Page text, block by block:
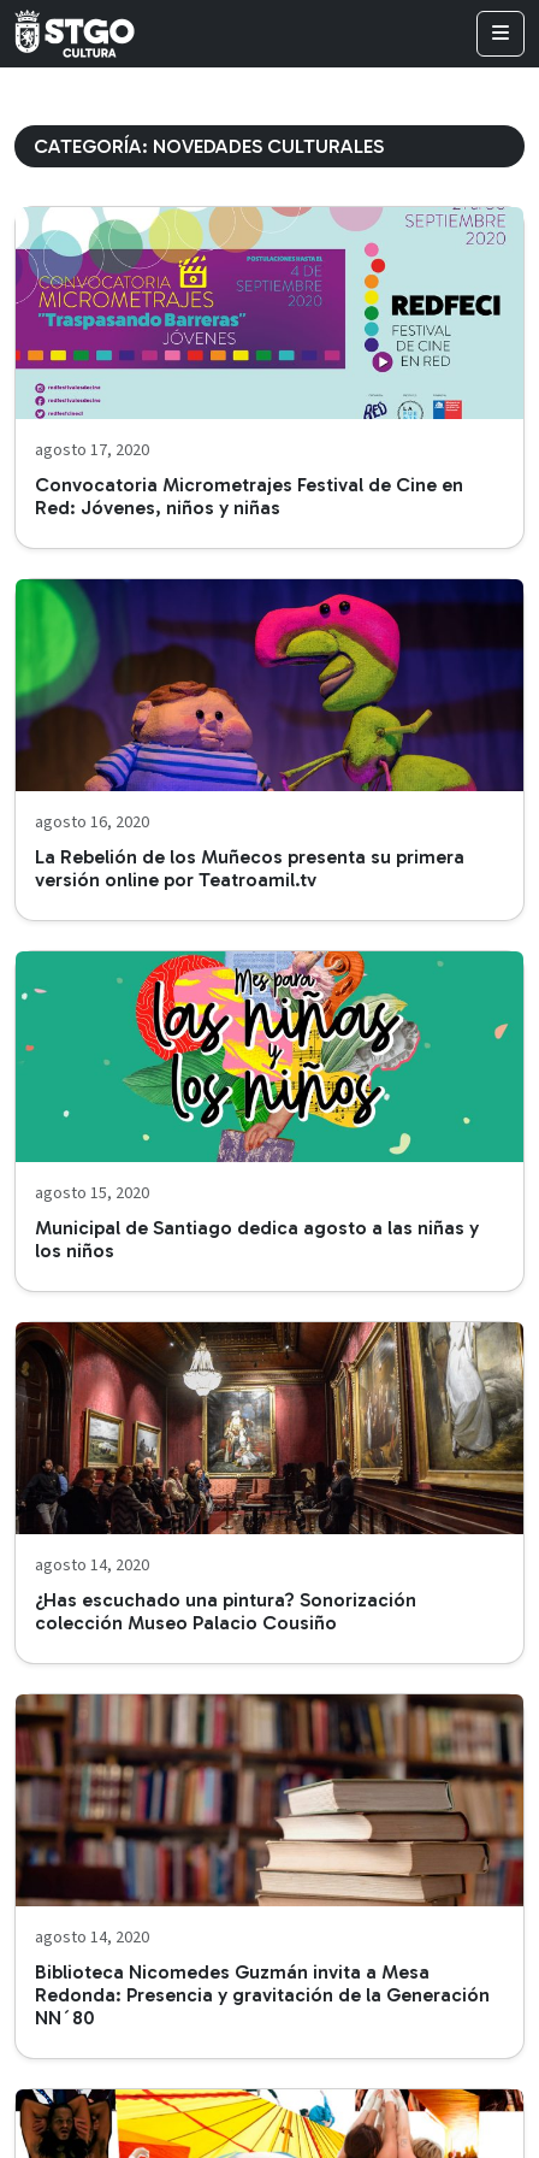
CATEGORÍA: NOVEDADES CULTURALES
agosto 17, 2020
Convocatoria Micrometrajes Festival de Cine en
Red: Jóvenes, niños y niñas
agosto 16, 2020
La Rebelión de los Muñecos presenta su primera
versión online por Teatroamil.tv
agosto 15, 2020
Municipal de Santiago dedica agosto a las niñas y
los niños
agosto 14, 2020
¿Has escuchado una pintura? Sonorización
colección Museo Palacio Cousiño
agosto 14, 2020
Biblioteca Nicomedes Guzmán invita a Mesa
Redonda: Presencia y gravitación de la Generación
NN´80